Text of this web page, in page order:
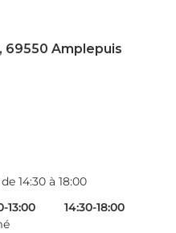
69550 Amplepuis
14:30 à 18:00
13:00
14:30-18:00